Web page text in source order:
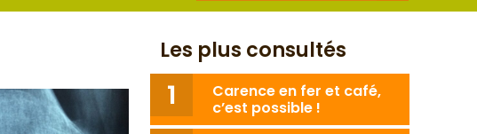
Les plus consultés
Carence en fer et café,
c’est possible !